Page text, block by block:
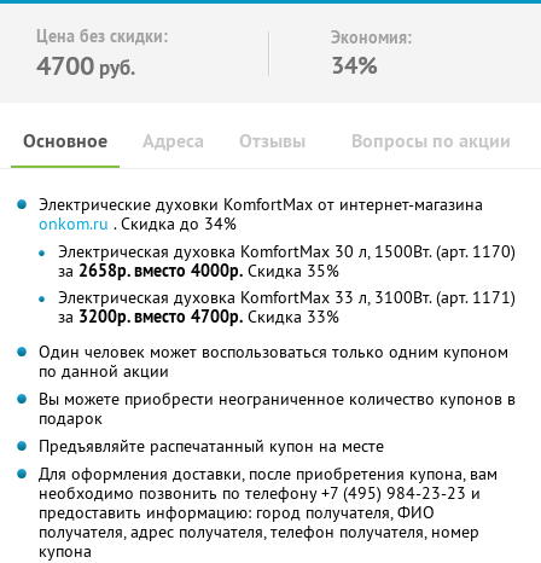
Цена без скидки:
4700 руб.
Экономия:
34%
Основное Отзывы Вопросы по акции
Адреса
Электрические духовки KomfortMax от интернет-магазина
onkom.ru . Скидка до 34%
Электрическая духовка KomfortMax 30 л, 1500Вт. (арт. 1170)
за 2658р. вместо 4000р. Скидка 35%
Электрическая духовка KomfortMax 33 л, 3100Вт. (арт. 1171)
за 3200р. вместо 4700р. Скидка 33%
Один человек может воспользоваться только одним купоном
по данной акции
Вы можете приобрести неограниченное количество купонов в
подарок
Предъявляйте распечатанный купон на месте
Для оформления доставки, после приобретения купона, вам
необходимо позвонить по телефону +7 (495) 984-23-23 и
предоставить информацию: город получателя, ФИО
получателя, адрес получателя, телефон получателя, номер
купона